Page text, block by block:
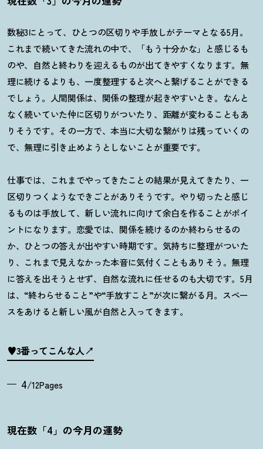
数秘3にとって、ひとつの区切りや手放しがテーマとなる5月。
これまで続いてきた流れの中で、「もう十分かな」と感じるも
のや、自然と終わりを迎えるものが出てきやすくなります。無
理に続けるよりも、一度整理すると次へと繋げることができる
でしょう。人間関係は、関係の整理が起きやすいとき。なんと
なく続いていた仲に区切りがついたり、距離が変わることもあ
りそうです。その一方で、本当に大切な繋がりは残っていくの
で、無理に引き止めようとしないことが重要です。
仕事では、これまでやってきたことの結果が見えてきたり、一
区切りつくようなできごとがありそうです。やり切ったと感じ
るものは手放して、新しい流れに向けて余白を作ることがポイ
ントになります。恋愛では、関係を続けるのか終わらせるの
か、ひとつの答えが出やすい時期です。気持ちに整理がついた
り、これまで見えなかった本音に気付くこともありそう。無理
に答えを出そうとせず、自然な流れに任せるのも大切です。 5月
は、“終わらせること”や“手放すこと”が次に繋がる月。スペー
スをあけると新しい風が自然と入ってきます。
♥3番ってこんな人
4/12Pages
現在数「4」の今月の運勢